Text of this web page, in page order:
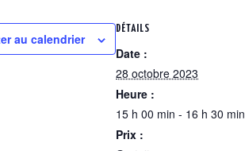
au calendrier
DÉTAILS
Date :
28 octobre 2023
Heure :
15 h 00 min - 16 h 30 min
Prix :